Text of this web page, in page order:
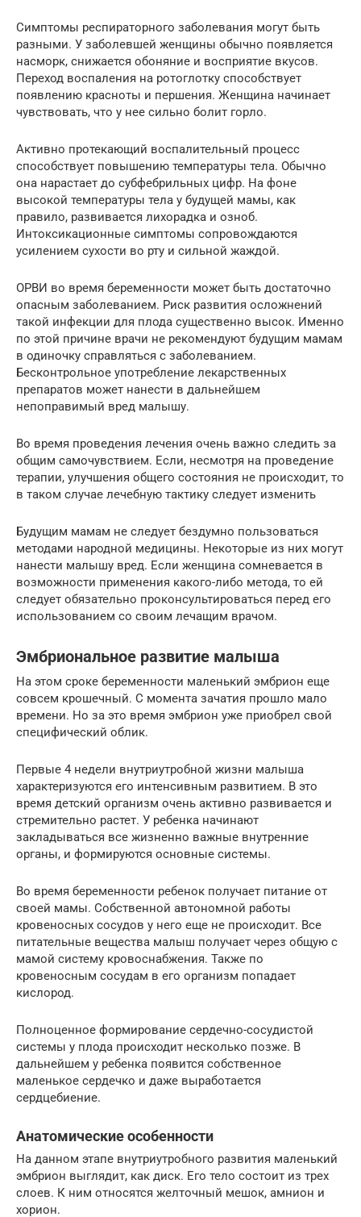
Симптомы респираторного заболевания могут быть
разными. У заболевшей женщины обычно появляется
насморк, снижается обоняние и восприятие вкусов.
Переход воспаления на ротоглотку способствует
появлению красноты и першения. Женщина начинает
чувствовать, что у нее сильно болит горло.
Активно протекающий воспалительный процесс
способствует повышению температуры тела. Обычно
она нарастает до субфебрильных цифр. На фоне
высокой температуры тела у будущей мамы, как
правило, развивается лихорадка и озноб.
Интоксикационные симптомы сопровождаются
усилением сухости во рту и сильной жаждой.
ОРВИ во время беременности может быть достаточно
опасным заболеванием. Риск развития осложнений
такой инфекции для плода существенно высок. Именно
по этой причине врачи не рекомендуют будущим мамам
в одиночку справляться с заболеванием.
Бесконтрольное употребление лекарственных
препаратов может нанести в дальнейшем
непоправимый вред малышу.
Во время проведения лечения очень важно следить за
общим самочувствием. Если, несмотря на проведение
терапии, улучшения общего состояния не происходит, то
в таком случае лечебную тактику следует изменить
Будущим мамам не следует бездумно пользоваться
методами народной медицины. Некоторые из них могут
нанести малышу вред. Если женщина сомневается в
возможности применения какого-либо метода, то ей
следует обязательно проконсультироваться перед его
использованием со своим лечащим врачом.
Эмбриональное развитие малыша
На этом сроке беременности маленький эмбрион еще
совсем крошечный. С момента зачатия прошло мало
времени. Но за это время эмбрион уже приобрел свой
специфический облик.
Первые 4 недели внутриутробной жизни малыша
характеризуются его интенсивным развитием. В это
время детский организм очень активно развивается и
стремительно растет. У ребенка начинают
закладываться все жизненно важные внутренние
органы, и формируются основные системы.
Во время беременности ребенок получает питание от
своей мамы. Собственной автономной работы
кровеносных сосудов у него еще не происходит. Все
питательные вещества малыш получает через общую с
мамой систему кровоснабжения. Также по
кровеносным сосудам в его организм попадает
кислород.
Полноценное формирование сердечно-сосудистой
системы у плода происходит несколько позже. В
дальнейшем у ребенка появится собственное
маленькое сердечко и даже выработается
сердцебиение.
Анатомические особенности
На данном этапе внутриутробного развития маленький
эмбрион выглядит, как диск. Его тело состоит из трех
слоев. К ним относятся желточный мешок, амнион и
хорион.